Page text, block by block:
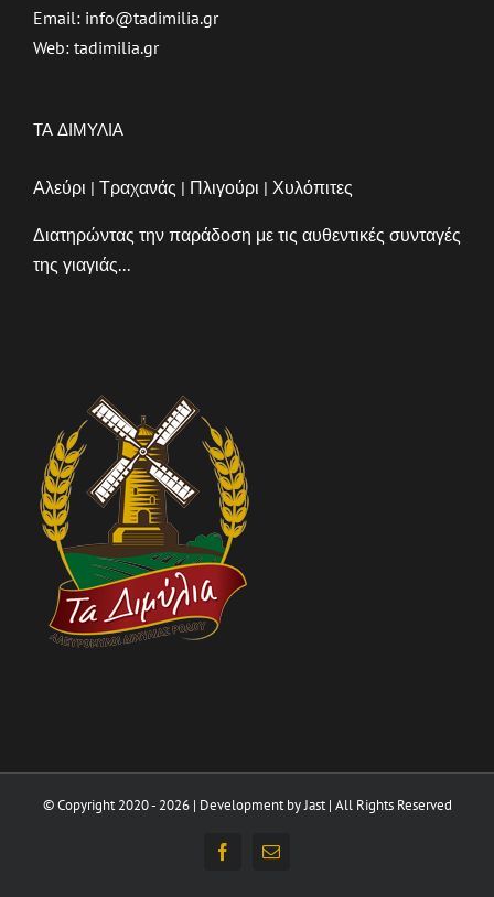
Email: info@tadimilia.gr
Web: tadimilia.gr
ΤΑ ΔΙΜΥΛΙΑ
Αλεύρι | Τραχανάς | Πλιγούρι | Χυλόπιτες
Διατηρώντας την παράδοση με τις αυθεντικές συνταγές
της γιαγιάς...
© Copyright 2020 - 2026 | Development byJast| All Rights Reserved
FacebookEmail